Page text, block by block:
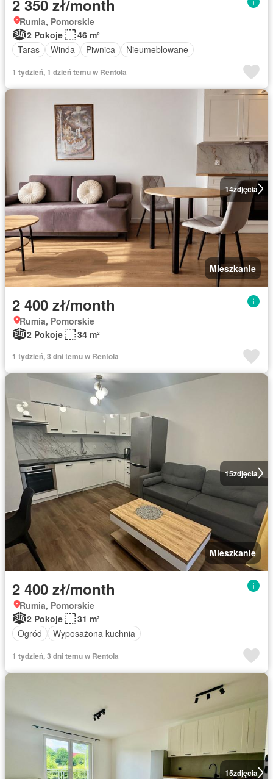
2 350 zł/month
Rumia, Pomorskie
2 Pokoje
46 m²
Taras
Winda Piwnica Nieumeblowane
1 tydzień, 1 dzień temu w Rentola
14zdjęcia
Mieszkanie
2 400 zł/month
Rumia, Pomorskie
2 Pokoje
34 m²
1 tydzień, 3 dni temu w Rentola
15zdjęcia
Mieszkanie
2 400 zł/month
Rumia, Pomorskie
2 Pokoje
31 m²
Ogród
Wyposażona kuchnia
1 tydzień, 3 dni temu w Rentola
15zdjęcia